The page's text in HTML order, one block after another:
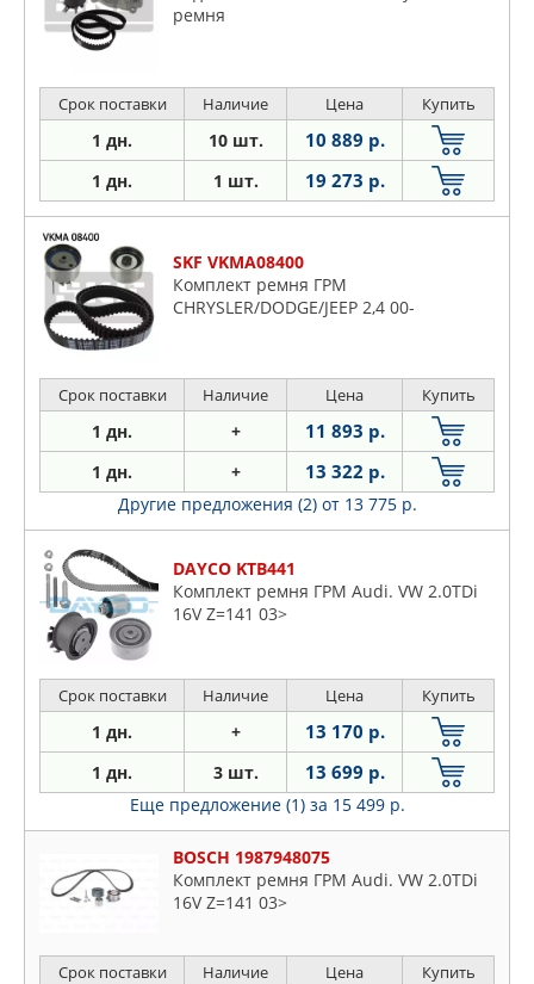
ремня
Срок поставки Наличие Цена Купить
1 дн. 10 шт. 10 889 р.
1 дн. 1 шт. 19 273 р.
SKF VKMA08400
Комплект ремня ГРМ
CHRYSLER/DODGE/JEEP 2,4 00-
Срок поставки Наличие Цена Купить
1 дн. + 11 893 р.
1 дн. + 13 322 р.
Другие предложения (2) от 13 775 р.
DAYCO KTB441
Комплект ремня ГРМ Audi. VW 2.0TDi
16V Z=141 03>
Срок поставки Наличие Цена Купить
1 дн. + 13 170 р.
1 дн. 3 шт. 13 699 р.
Еще предложение (1) за 15 499 р.
BOSCH 1987948075
Комплект ремня ГРМ Audi. VW 2.0TDi
16V Z=141 03>
Срок поставки Наличие Цена Купить